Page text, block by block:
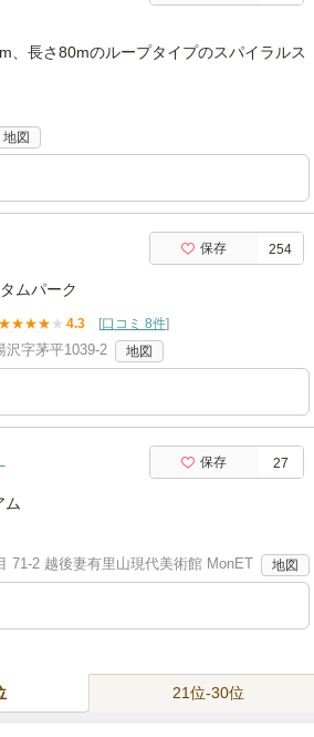
、長さ80mのループタイプのスパイラルス
地図
保存 254
ムパーク
★★★★ ★ 4.3 [口コミ 8件]
沢字茅平1039-2 地図
保存 27
ム
71-2 越後妻有里山現代美術館 MonET
地図
21位-30位